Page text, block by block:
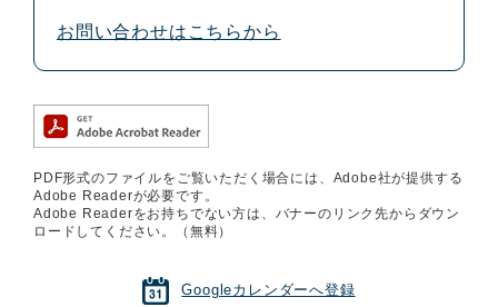
お問い合わせはこちらから
PDF形式のファイルをご覧いただく場合には、Adobe社が提供する
Adobe Readerが必要です。
Adobe Readerをお持ちでない方は、バナーのリンク先からダウン
ロードしてください。（無料）
Googleカレンダーへ登録